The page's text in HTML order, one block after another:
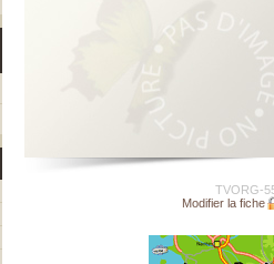
TVORG-
Modifier la fiche